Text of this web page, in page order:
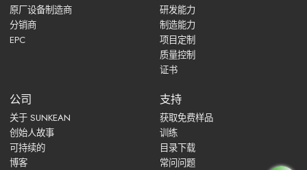
原厂设备制造商
分销商
EPC
研发能力
制造能力
项目定制
质量控制
证书
公司
关于 SUNKEAN
创始人故事
可持续的
博客
支持
获取免费样品
训练
目录下载
常问问题